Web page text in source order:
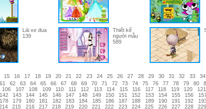
Lái xe đua
139
Thiết kế
người mẫu
589
15 16 17 18 19 20 21 22 23 24 25 26 27 28 29 30 31 32 33 34
61 62 63 64 65 66 67 68 69 70 71 72 73 74 75 76 77 78 79 80
106 107 108 109 110 111 112 113 114 115 116 117 118 119 120 121
142 143 144 145 146 147 148 149 150 151 152 153 154 155 156
178 179 180 181 182 183 184 185 186 187 188 189 190 191 192
215 216 217 218 219 220 221 222 223 224 225 226 227 228 229